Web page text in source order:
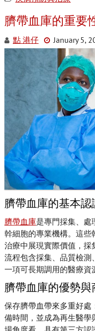
臍帶血庫的重要
點 港仔 January 5,
臍帶血庫的基本認
臍帶血庫是專門採集、處
幹細胞的專業機構。這些
治療中展現實際價值，採
流程包含採集、品質檢
一項可長期調用的醫療資
臍帶血庫的優勢與
保存臍帶血帶來多重好
備時間，並成為再生醫